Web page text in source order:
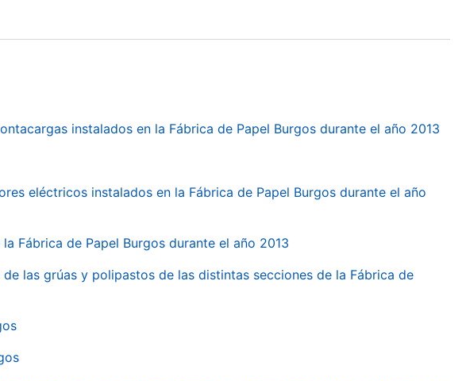
instalados en la Fábrica de Papel Burgos durante el año 2013
eléctricos instalados en la Fábrica de Papel Burgos durante el año
Fábrica de Papel Burgos durante el año 2013
las grúas y polipastos de las distintas secciones de la Fábrica de